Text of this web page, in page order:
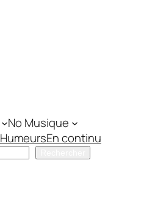
No Musique
HumeursEn continu